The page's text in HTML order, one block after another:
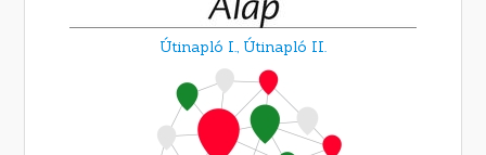
Útinapló I., Útinapló II.